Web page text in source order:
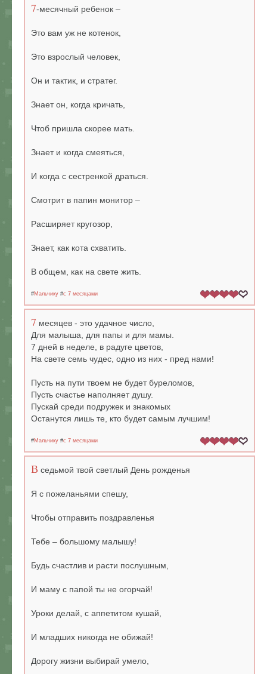
7-месячный ребенок –
Это вам уж не котенок,
Это взрослый человек,
Он и тактик, и стратег.
Знает он, когда кричать,
Чтоб пришла скорее мать.
Знает и когда смеяться,
И когда с сестренкой драться.
Смотрит в папин монитор –
Расширяет кругозор,
Знает, как кота схватить.
В общем, как на свете жить.
#Мальчику #c 7 месяцами
7 месяцев - это удачное число,
Для малыша, для папы и для мамы.
7 дней в неделе, в радуге цветов,
На свете семь чудес, одно из них - пред нами!
Пусть на пути твоем не будет буреломов,
Пусть счастье наполняет душу.
Пускай среди подружек и знакомых
Останутся лишь те, кто будет самым лучшим!
#Мальчику #c 7 месяцами
В седьмой твой светлый День рожденья
Я с пожеланьями спешу,
Чтобы отправить поздравленья
Тебе – большому малышу!
Будь счастлив и расти послушным,
И маму с папой ты не огорчай!
Уроки делай, с аппетитом кушай,
И младших никогда не обижай!
Дорогу жизни выбирай умело,